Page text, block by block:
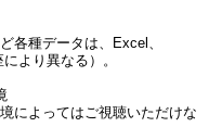
各種データは、Excel、
より異なる）。
によってはご視聴いただけな